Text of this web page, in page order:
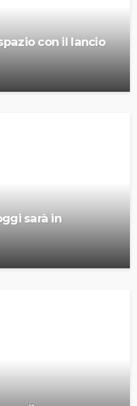
con il lancio
sarà in